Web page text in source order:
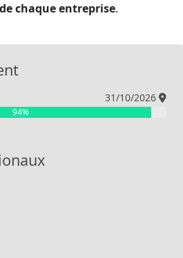
chaque entreprise.
31/10/2026
94%